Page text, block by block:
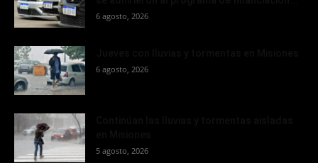
6 agosto, 2026
6 agosto, 2026
5 agosto, 2026